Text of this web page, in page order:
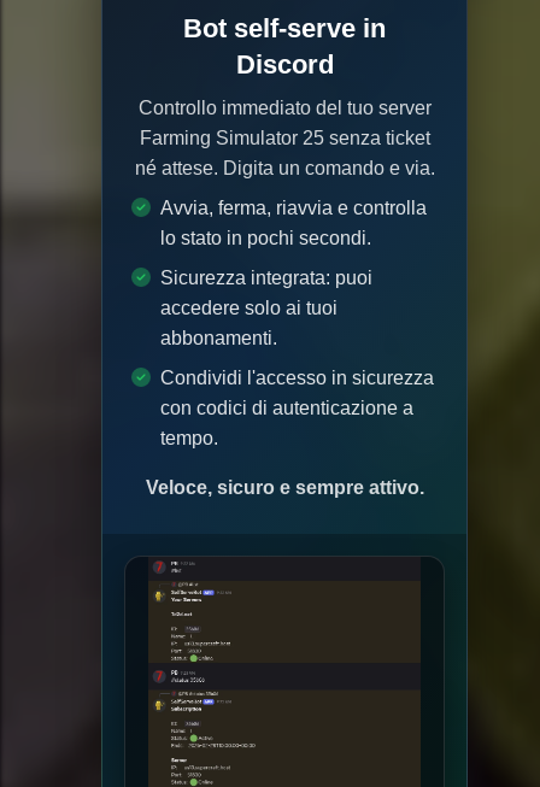
Bot self-serve in
Discord
Controllo immediato del tuo server
Farming Simulator 25 senza ticket
né attese. Digita un comando e via.
Avvia, ferma, riavvia e controlla
lo stato in pochi secondi.
Sicurezza integrata: puoi
accedere solo ai tuoi
abbonamenti.
Condividi l'accesso in sicurezza
con codici di autenticazione a
tempo.
Veloce, sicuro e sempre attivo.